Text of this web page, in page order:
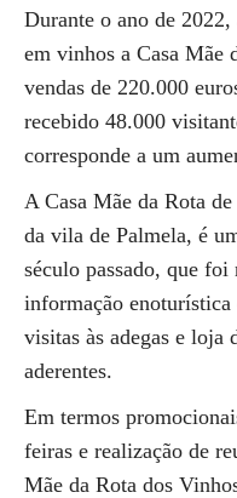
Durante o ano de
em vinhos a Casa Mãe
vendas de 220.000
recebido 48.000
corresponde a um
A Casa Mãe da Rota
da vila de Palmela, é
século passado, que
informação enoturística
visitas às adegas e loja
aderentes.
Em termos
feiras e realização de
Mãe da Rota dos